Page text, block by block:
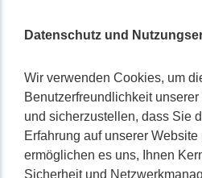
Datenschutz und
Wir verwenden Cookies, um
Benutzerfreundlichkeit
und sicherzustellen, dass Sie
Erfahrung auf unserer
ermöglichen es uns, Ihnen
Sicherheit und